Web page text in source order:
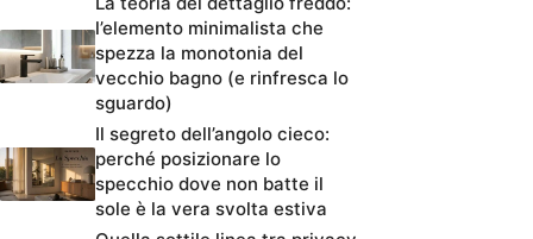
l’elemento minimalista che
spezza la monotonia del
vecchio bagno (e rinfresca lo
sguardo)
Il segreto dell’angolo cieco:
perché posizionare lo
specchio dove non batte il
sole è la vera svolta estiva